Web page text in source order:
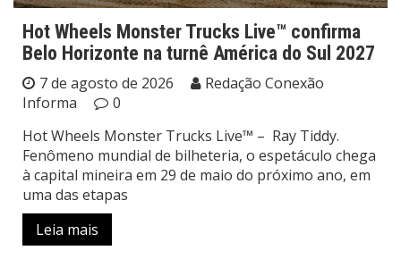
Hot Wheels Monster Trucks Live™ confirma
Belo Horizonte na turnê América do Sul 2027
7 de agosto de 2026
Redação Conexão
Informa
0
Hot Wheels Monster Trucks Live™ – Ray Tiddy.
Fenômeno mundial de bilheteria, o espetáculo chega
à capital mineira em 29 de maio do próximo ano, em
uma das etapas
Leia mais